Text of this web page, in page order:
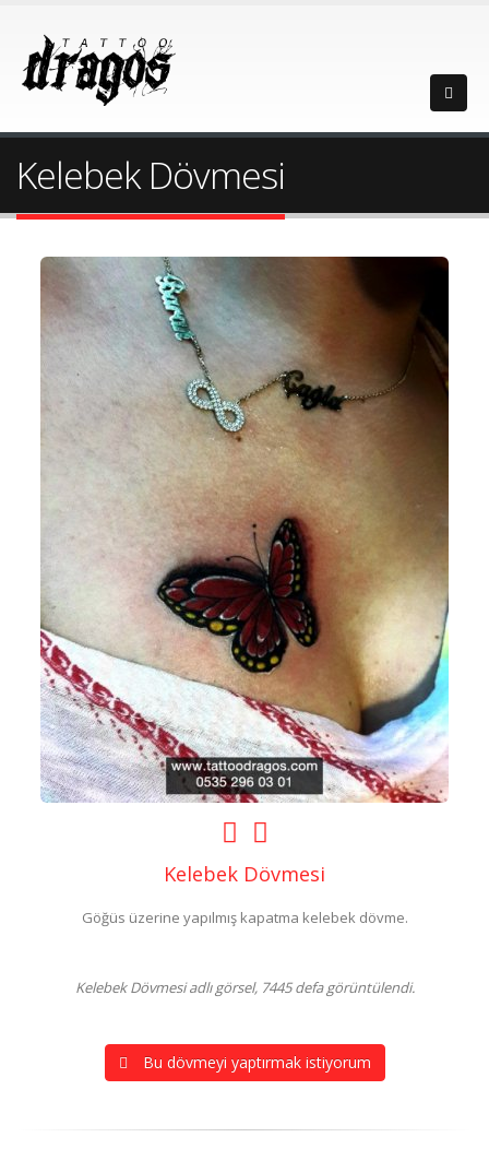
Kelebek Dövmesi
Kelebek Dövmesi
Göğüs üzerine yapılmış kapatma kelebek dövme.
Kelebek Dövmesi adlı görsel, 7445 defa görüntülendi.
Bu dövmeyi yaptırmak istiyorum